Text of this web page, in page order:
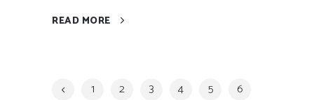
READ MORE
1 2 3 4 5
6